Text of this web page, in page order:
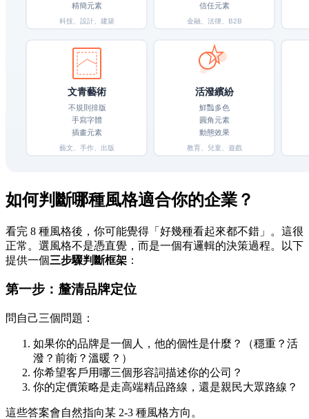
如何判斷哪種風格適合你的企業？
看完 8 種風格後，你可能覺得「好幾種看起來都不錯」。這很
正常。選風格不是憑直覺，而是一個有邏輯的決策過程。以下
提供一個三步驟判斷框架 ：
第一步：釐清品牌定位
問自己三個問題：
如果你的品牌是一個人，他的個性是什麼？（穩重？活
潑？前衛？溫暖？）
你希望客戶用哪三個形容詞描述你的公司？
你的定價策略是走高端精品路線，還是親民大眾路線？
這些答案會自然指向某 2-3 種風格方向。